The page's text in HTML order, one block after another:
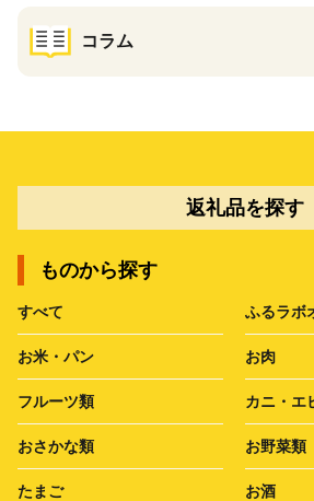
コラム
返礼品を探す
ものから探す
すべて ふるラボ
お米・パン お肉
フルーツ類 カニ・エ
おさかな類 お野菜類
たまご お酒